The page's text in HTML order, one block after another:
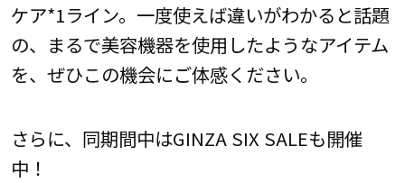
ケア*1ライン。一度使えば違いがわかると話題
の、まるで美容機器を使用したようなアイテム
を、ぜひこの機会にご体感ください。
さらに、同期間中はGINZA SIX SALEも開催
中！